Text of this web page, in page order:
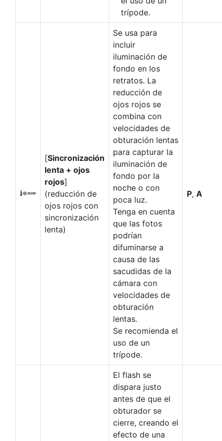
trípode.
K
[Sincronización
lenta + ojos
rojos]
(reducción de
ojos rojos con
sincronización
lenta)
Se usa para
incluir
iluminación de
fondo en los
retratos. La
reducción de
ojos rojos se
combina con
velocidades de
obturación lentas
para capturar la
iluminación de
fondo por la
noche o con
poca luz.
Tenga en cuenta
que las fotos
podrían
difuminarse a
causa de las
sacudidas de la
cámara con
velocidades de
obturación
lentas.
Se recomienda el
uso de un
trípode.
P, A
El flash se
dispara justo
antes de que el
obturador se
cierre, creando el
efecto de una